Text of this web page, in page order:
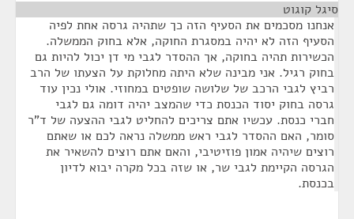
סיגל קוגוט
אנחנו מסכמים את הסעיף הזה כך שתהיה גרסה אחת לפיה
הסעיף הזה לא יהיה במסגרת החוקה, אלא בחוק הממשלה.
הכשירות תהיה בחוקה, אך ההסדר לגבי מי דן יכול להיות גם
בחוק רגיל. אני מבינה שלא היתה מחלוקת על הצעתו של הרב
רביץ לגבי הרכב של שלושה שופטים במחוזי. אולי נכין עוד
גרסה בחוק יסוד הכנסת כדי שהמצב יהיה דומה גם לגבי
חברי כנסת. עכשיו אתם צריכים להחליט לגבי ההצעה של ד"ר
סומר, האם ההסדר לגבי ראש ממשלה נראה לכם או שאתם
רוצים שיהיה אמון פוזיטיבי, והאם אתם רוצים להשאיר את
הגרסה הקיימת לגבי שר, או שזה בכל מקרה יבוא לדיון
בכנסת.